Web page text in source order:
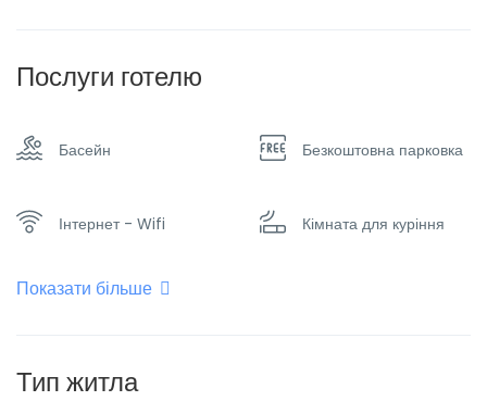
Послуги готелю
Басейн Безкоштовна парковка
Інтернет - Wifi Кімната для куріння
Кондиціонер
Показати більше
Тип житла